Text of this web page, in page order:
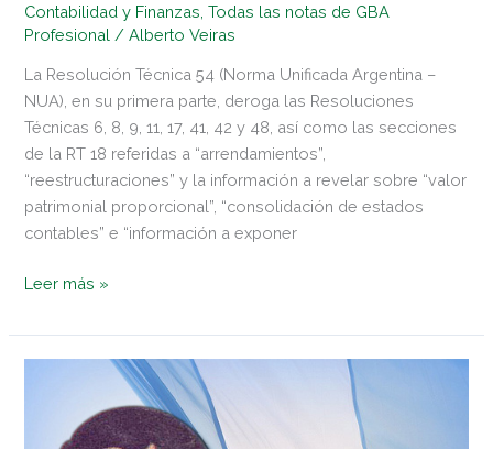
Contabilidad y Finanzas ,Todas las notas de GBA
Profesional /Alberto Veiras
La Resolución Técnica 54 (Norma Unificada Argentina –
NUA), en su primera parte, deroga las Resoluciones
Técnicas 6, 8, 9, 11, 17, 41, 42 y 48, así como las secciones
de la RT 18 referidas a “arrendamientos”,
“reestructuraciones” y la información a revelar sobre “valor
patrimonial proporcional”, “consolidación de estados
contables” e “información a exponer
Leer más »